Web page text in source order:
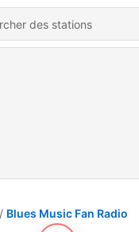
Blues Music Fan Radio